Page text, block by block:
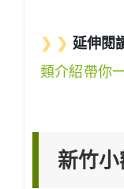
❯ ❯ 延伸閱
類介紹帶你
新竹